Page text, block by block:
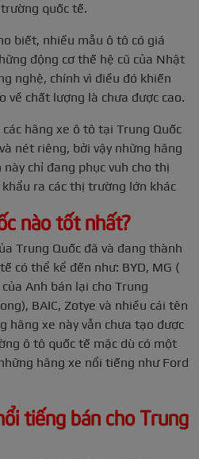
quốc tế.
biết, nhiều mẫu ô tô có giá
động cơ thế hệ cũ của Nhật
nghệ, chính vì điều đó khiến
về chất lượng là chưa được cao.
hãng xe ô tô tại Trung Quốc
nét riêng, bởi vậy những hãng
chỉ đang phục vuh cho thị
ra các thị trường lớn khác
nào tốt nhất?
Trung Quốc đã và đang thành
có thể kể đến như: BYD, MG (
Anh bán lại cho Trung
BAIC, Zotye và nhiều cái tên
hãng xe này vẫn chưa tạo được
ô tô quốc tế mặc dù có một
hãng xe nổi tiếng như Ford
tiếng bán cho Trung